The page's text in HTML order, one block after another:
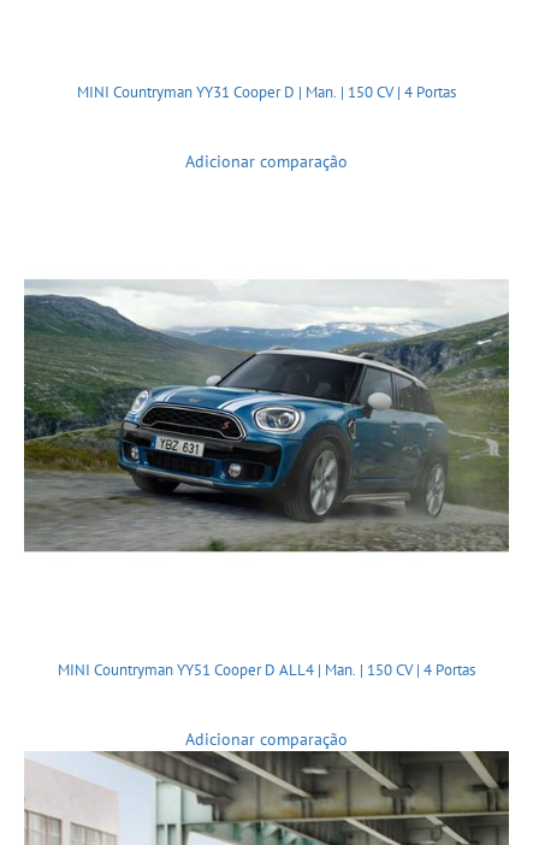
MINI Countryman YY31 Cooper D | Man. | 150 CV | 4 Portas
Adicionar comparação
MINI Countryman YY51 Cooper D ALL4 | Man. | 150 CV | 4 Portas
Adicionar comparação